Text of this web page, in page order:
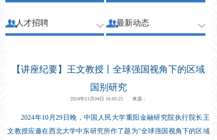
人才招聘 最新动态
【讲座纪要】王文教授丨全球强国视角下的区域
国别研究
2024年11月04日 16:03:25 来源：
2024年10月29日晚，中国人民大学重阳金融研究院执行院长 王
文教授应邀在西北大学中东研究所作了题为“全球强国视角下的区域